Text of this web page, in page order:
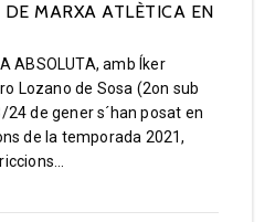
MARXA ATLÈTICA EN
ABSOLUTA, amb Íker
Lozano de Sosa (2on sub
de gener s´han posat en
de la temporada 2021,